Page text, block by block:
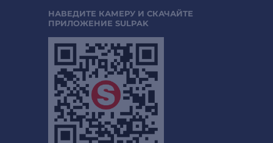
НАВЕДИТЕ КАМЕРУ И СКАЧАЙТЕ
ПРИЛОЖЕНИЕ SULPAK